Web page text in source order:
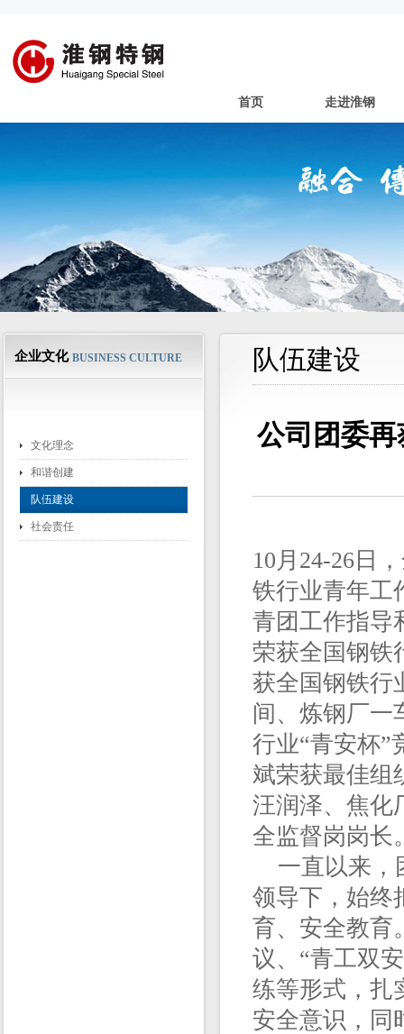
首页 走进淮钢
企业文化 BUSINESS CULTURE
文化理念
和谐创建
队伍建设
社会责任
队伍建设
公司团委
10月24-26日
铁行业青年工
青团工作指导
荣获全国钢铁
获全国钢铁行
间、炼钢厂一
行业“青安杯”
斌荣获最佳组
汪润泽、焦化
全监督岗岗长
一直以来，
领导下，始终
育、安全教育
议、“青工双
练等形式，扎
安全意识，同